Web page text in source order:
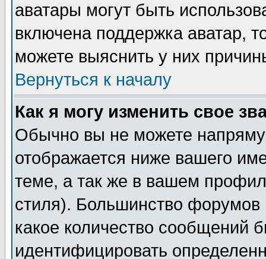
аватары могут быть
включена поддержка аватар,
можете выяснить у них
Вернуться к началу
Как я могу изменить свое
Обычно вы не можете
отображается ниже вашего
теме, а так же в вашем
стиля). Большинство форумов
какое количество сообщений
идентифицировать